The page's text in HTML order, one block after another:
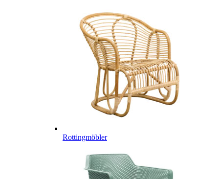
Rottingmöbler